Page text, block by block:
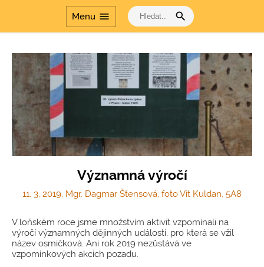
Menu menu search
Významná výročí
11. 3. 2019, Mgr. Dagmar Štensová, foto Vít Kuldan, 5A8
V loňském roce jsme množstvím aktivit vzpomínali na
výročí významných dějinných událostí, pro která se vžil
název osmičková. Ani rok 2019 nezůstává ve
vzpomínkových akcích pozadu.